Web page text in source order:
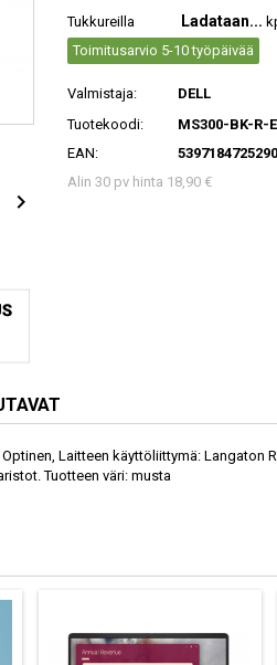

Tukkureilla
Ladataan...
Toimitusarvio 5-10 työpäivää
Valmistaja:
DELL
Tuotekoodi:
MS300-BK-R-
EAN:
5397184725290
Alin 30 pv hinta 18,90 €
Laitteen käyttöliittymä: Langaton
Tuotteen väri: musta